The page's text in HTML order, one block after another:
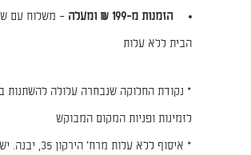
הזמנות מ-199 ₪ ומעלה
– משלוח עם
הבית ללא עלות
* נקודת החלוקה שנבחרה עלולה להשתנות
לזמינות ופניות המקום המבוקש
* איסוף ללא עלות מרח׳